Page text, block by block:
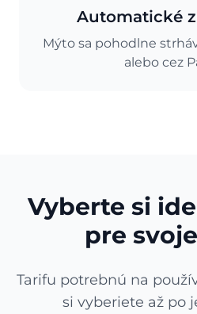
Automatické
Mýto sa pohodlne
alebo cez
Vyberte si
pre
Tarifu potrebnú na
si vyberiete až po